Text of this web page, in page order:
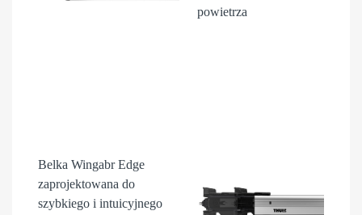
powietrza
Belka Wingabr Edge
zaprojektowana do
szybkiego i intuicyjnego